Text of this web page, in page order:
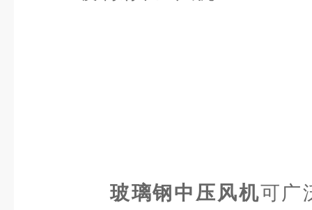
玻璃钢中压风机可广